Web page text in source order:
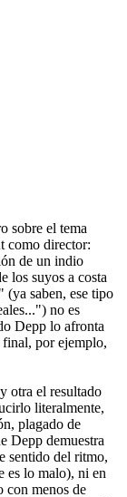
sobre el tema
como director:
de un indio
los suyos a costa
saben, ese tipo
no es
Depp lo afronta
final, por ejemplo,
otra el resultado
literalmente,
plagado de
Depp demuestra
sentido del ritmo,
es lo malo), ni en
con menos de